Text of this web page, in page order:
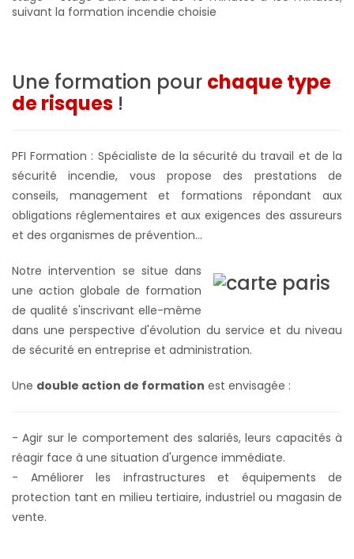
Une formation pour chaque type
de risques !
PFI Formation : Spécialiste de la sécurité du travail et de la
sécurité incendie, vous propose des prestations de
conseils, management et formations répondant aux
obligations réglementaires et aux exigences des assureurs
et des organismes de prévention...
Notre intervention se situe dans
une action globale de formation
de qualité s'inscrivant elle-même
dans une perspective d'évolution du service et du niveau
de sécurité en entreprise et administration.
Une double action de formation est envisagée :
- Agir sur le comportement des salariés, leurs capacités à
réagir face à une situation d'urgence immédiate.
- Améliorer les infrastructures et équipements de
protection tant en milieu tertiaire, industriel ou magasin de
vente.